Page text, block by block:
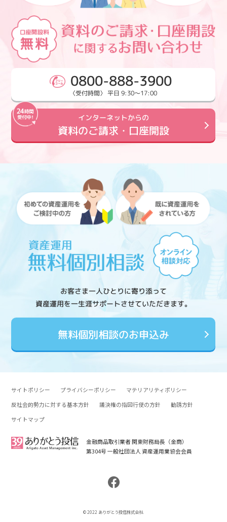
0800-888-3900
〈受付時間〉 平日 9:30～17:00
インターネットからの
資料のご請求・口座開設
お客さま一人ひとりに寄り添って
資産運用を一生涯サポートさせていただきます。
無料個別相談のお申込み
サイトポリシー プライバシーポリシー
マテリアリティポリシー
反社会的勢力に対する基本方針
議決権の指図行使の方針
勧誘方針
サイトマップ
金融商品取引業者 関東財務局長（金商）
第304号 一般社団法人 資産運用業協会会員
© 2022 ありがとう投信株式会社.